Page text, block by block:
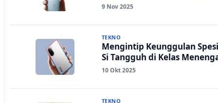
9 Nov 2025
TEKNO
Mengintip Keunggulan
Si Tangguh di Kelas
10 Okt 2025
TEKNO